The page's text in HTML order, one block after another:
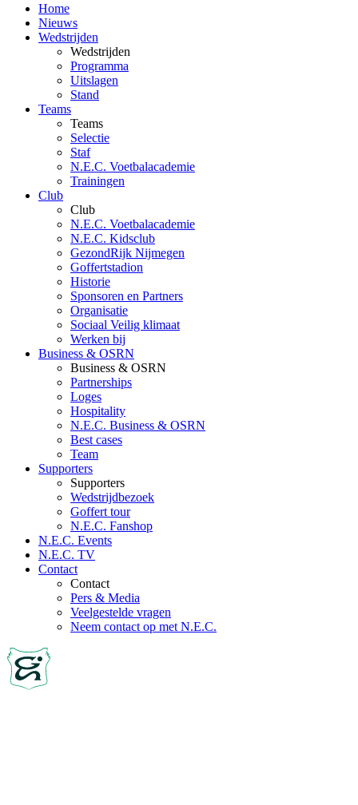
Home
Nieuws
Wedstrijden
Wedstrijden
Programma
Uitslagen
Stand
Teams
Teams
Selectie
Staf
N.E.C. Voetbalacademie
Trainingen
Club
Club
N.E.C. Voetbalacademie
N.E.C. Kidsclub
GezondRijk Nijmegen
Goffertstadion
Historie
Sponsoren en Partners
Organisatie
Sociaal Veilig klimaat
Werken bij
Business & OSRN
Business & OSRN
Partnerships
Loges
Hospitality
N.E.C. Business & OSRN
Best cases
Team
Supporters
Supporters
Wedstrijdbezoek
Goffert tour
N.E.C. Fanshop
N.E.C. Events
N.E.C. TV
Contact
Contact
Pers & Media
Veelgestelde vragen
Neem contact op met N.E.C.